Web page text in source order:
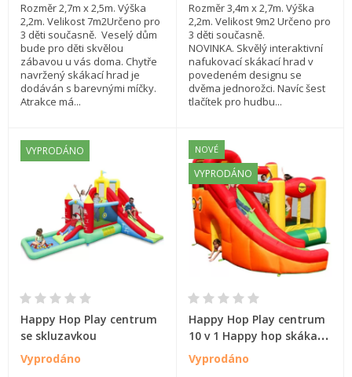
Rozměr 2,7m x 2,5m. Výška
2,2m. Velikost 7m2Určeno pro
3 děti současně. Veselý dům
bude pro děti skvělou
zábavou u vás doma. Chytře
navržený skákací hrad je
dodáván s barevnými míčky.
Atrakce má...
Rozměr 3,4m x 2,7m. Výška
2,2m. Velikost 9m2 Určeno pro
3 děti současně.
NOVINKA. Skvělý interaktivní
nafukovací skákací hrad v
povedeném designu se
dvěma jednorožci. Navíc šest
tlačítek pro hudbu...
VYPRODÁNO
Happy Hop Play centrum
se skluzavkou
Vyprodáno
NOVÉ
VYPRODÁNO
Happy Hop Play centrum
10 v 1 Happy hop skákací
hrady na zahradu,
oranžový
Vyprodáno